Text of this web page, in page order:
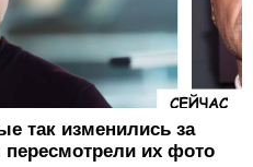
так изменились за
их фото